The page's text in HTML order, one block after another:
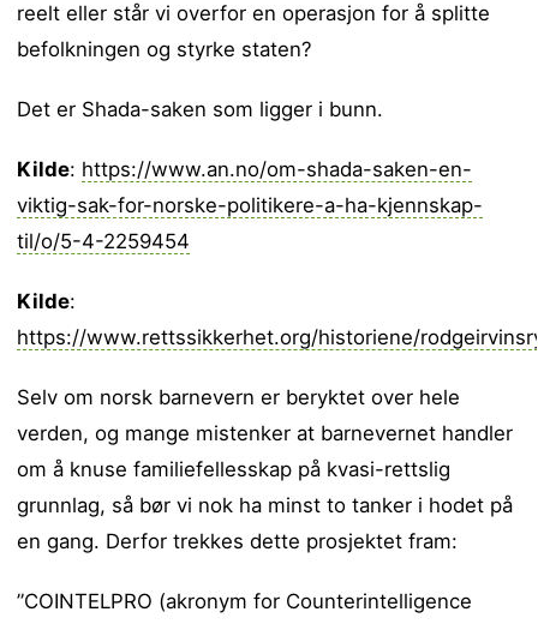
reelt eller står vi overfor en operasjon for å splitte
befolkningen og styrke staten?
Det er Shada-saken som ligger i bunn.
Kilde: https://www.an.no/om-shada-saken-en-
viktig-sak-for-norske-politikere-a-ha-kjennskap-
til/o/5-4-2259454
Kilde:
https://www.rettssikkerhet.org/historiene/
Selv om norsk barnevern er beryktet over hele
verden, og mange mistenker at barnevernet handler
om å knuse familiefellesskap på kvasi-rettslig
grunnlag, så bør vi nok ha minst to tanker i hodet på
en gang. Derfor trekkes dette prosjektet fram:
”COINTELPRO (akronym for Counterintelligence